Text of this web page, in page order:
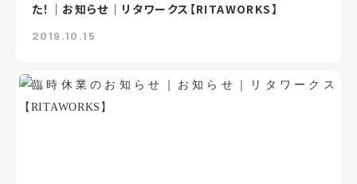
た！｜お知らせ｜リタワークス【RITAWORKS】
2019.10.15